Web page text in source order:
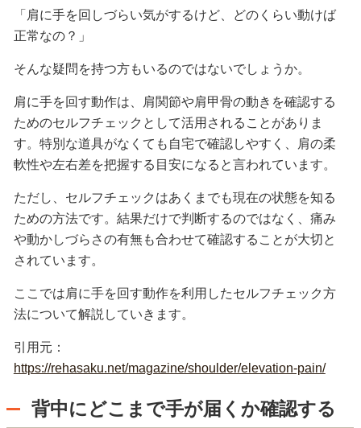
「肩に手を回しづらい気がするけど、どのくらい動けば
正常なの？」
そんな疑問を持つ方もいるのではないでしょうか。
肩に手を回す動作は、肩関節や肩甲骨の動きを確認する
ためのセルフチェックとして活用されることがありま
す。特別な道具がなくても自宅で確認しやすく、肩の柔
軟性や左右差を把握する目安になると言われています。
ただし、セルフチェックはあくまでも現在の状態を知る
ための方法です。結果だけで判断するのではなく、痛み
や動かしづらさの有無も合わせて確認することが大切と
されています。
ここでは肩に手を回す動作を利用したセルフチェック方
法について解説していきます。
引用元：
https://rehasaku.net/magazine/shoulder/elevation-pain/
背中にどこまで手が届くか確認する